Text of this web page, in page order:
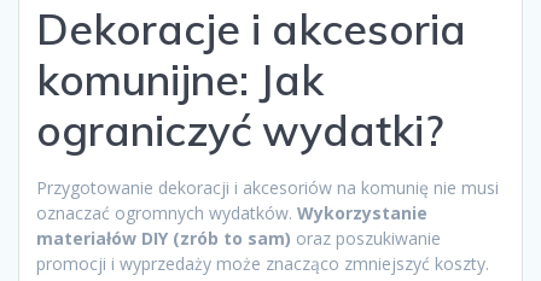
Dekoracje i akcesoria
komunijne: Jak
ograniczyć wydatki?
Przygotowanie dekoracji i akcesoriów na komunię nie musi
oznaczać ogromnych wydatków. Wykorzystanie
materiałów DIY (zrób to sam) oraz poszukiwanie
promocji i wyprzedaży może znacząco zmniejszyć koszty.